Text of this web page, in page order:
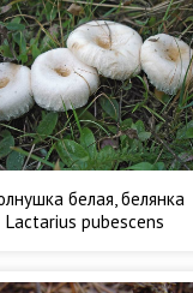
белая, белянка
Lactarius pubescens